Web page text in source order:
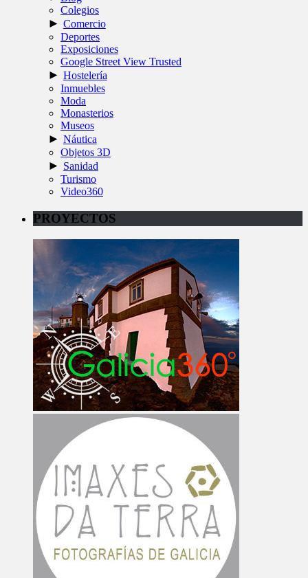
Colegios
► Comercio
Deportes
Exposiciones
Google Street View Trusted
► Hostelería
Inmuebles
Moda
Monasterios
Museos
► Náutica
Objetos 3D
► Sanidad
Turismo
Video360
PROYECTOS